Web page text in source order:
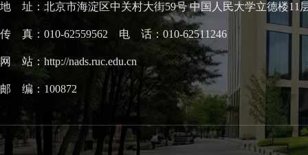
地 址：北京市海淀区中关村大街59号 中国人民大学立德楼11
传 真：010-62559562 电 话：010-62511246
网 站：http://nads.ruc.edu.cn
邮 编：100872